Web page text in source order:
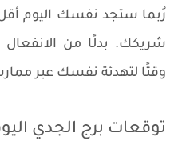
رُبما ستجد نفسك اليوم
شريكك. بدلًا من
وقتًا لتهدئة نفسك عبر
توقعات برج الجدي